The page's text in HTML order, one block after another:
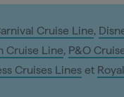
Cruise Line,
Cruise Line, P&O
Cruises Lines et